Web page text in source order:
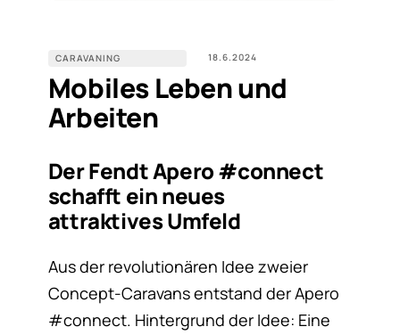
CARAVANING 18.6.2024
Mobiles Leben und
Arbeiten
Der Fendt Apero #connect
schafft ein neues
attraktives Umfeld
Aus der revolutionären Idee zweier
Concept-Caravans entstand der Apero
#connect. Hintergrund der Idee: Eine